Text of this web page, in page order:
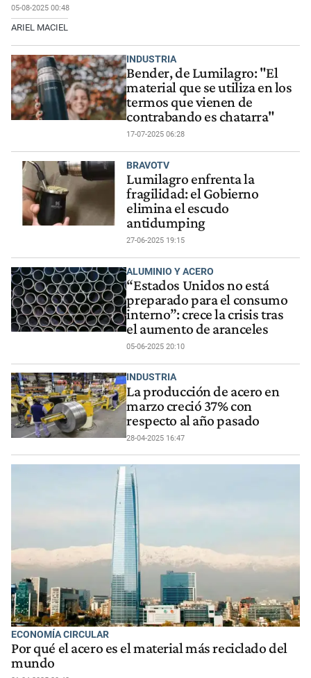
05-08-2025 00:48
ARIEL MACIEL
INDUSTRIA
Bender, de Lumilagro: "El
material que se utiliza en los
termos que vienen de
contrabando es chatarra"
17-07-2025 06:28
BRAVOTV
Lumilagro enfrenta la
fragilidad: el Gobierno
elimina el escudo
antidumping
27-06-2025 19:15
ALUMINIO Y ACERO
“Estados Unidos no está
preparado para el consumo
interno”: crece la crisis tras
el aumento de aranceles
05-06-2025 20:10
INDUSTRIA
La producción de acero en
marzo creció 37% con
respecto al año pasado
28-04-2025 16:47
ECONOMÍA CIRCULAR
Por qué el acero es el material más reciclado del
mundo